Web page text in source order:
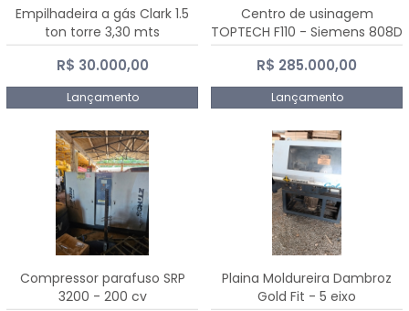
Empilhadeira a gás Clark 1.5
ton torre 3,30 mts
R$ 30.000,00
Lançamento
Centro de usinagem
TOPTECH F110 - Siemens 808D
Advanced
R$ 285.000,00
Lançamento
Compressor parafuso SRP
3200 - 200 cv
Plaina Moldureira Dambroz
Gold Fit - 5 eixo